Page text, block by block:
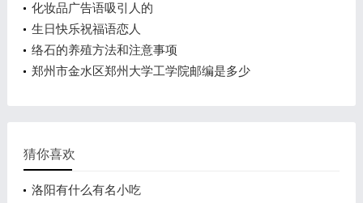
化妆品广告语吸引人的
生日快乐祝福语恋人
络石的养殖方法和注意事项
郑州市金水区郑州大学工学院邮编是多少
猜你喜欢
洛阳有什么有名小吃